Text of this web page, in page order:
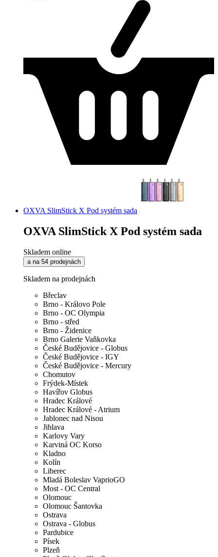
OXVA SlimStick X Pod systém sada
OXVA SlimStick X Pod systém sada
Skladem online
a na 54 prodejnách
Skladem na prodejnách
Břeclav
Brno - Královo Pole
Brno - OC Olympia
Brno - střed
Brno - Židenice
Brno Galerie Vaňkovka
České Budějovice - Globus
České Budějovice - IGY
České Budějovice - Mercury
Chomutov
Frýdek-Místek
Havířov Globus
Hradec Králové
Hradec Králové - Atrium
Jablonec nad Nisou
Jihlava
Karlovy Vary
Karviná OC Korso
Kladno
Kolín
Liberec
Mladá Boleslav VaprioGO
Most - OC Central
Olomouc
Olomouc Šantovka
Ostrava
Ostrava - Globus
Pardubice
Písek
Plzeň